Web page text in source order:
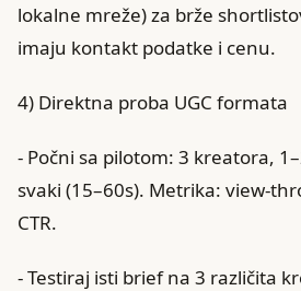
lokalne mreže) za brže
imaju kontakt podatke i cenu.
4) Direktna proba UGC formata
- Počni sa pilotom: 3 kreatora,
svaki (15–60s). Metrika: view-
CTR.
- Testiraj isti brief na 3 različita